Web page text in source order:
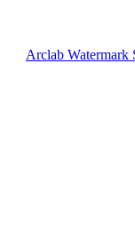
Arclab Watermark